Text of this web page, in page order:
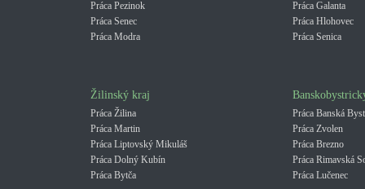
Práca Pezinok
Práca Senec
Práca Modra
Práca Galanta
Práca Hlohovec
Práca Senica
Žilinský kraj
Práca Žilina
Práca Martin
Práca Liptovský Mikuláš
Práca Dolný Kubín
Práca Bytča
Práca Banská
Práca Zvolen
Práca Brezno
Práca Rimavská
Práca Lučenec